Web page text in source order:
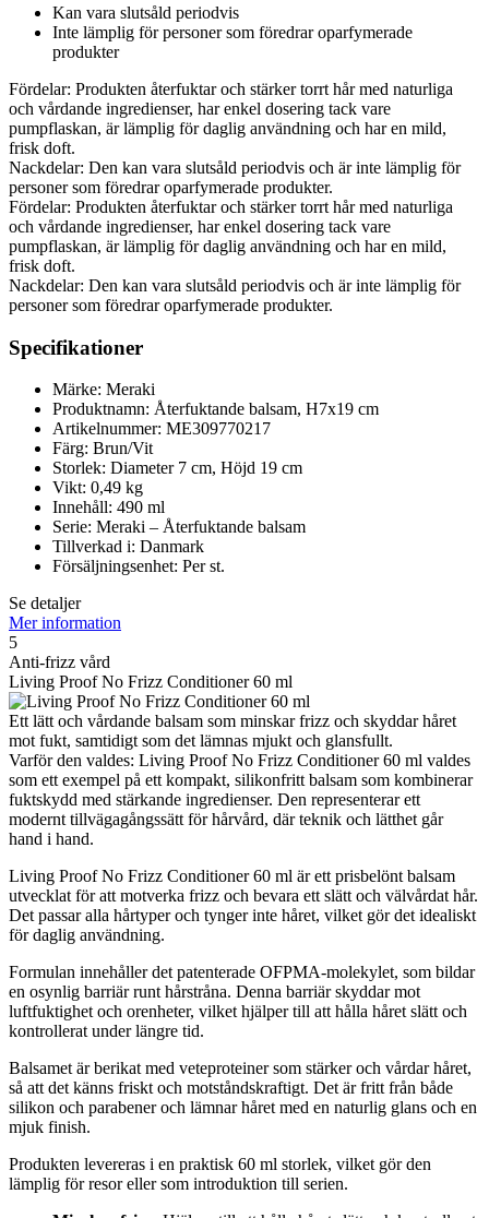
Kan vara slutsåld periodvis
Inte lämplig för personer som föredrar oparfymerade
produkter
Fördelar: Produkten återfuktar och stärker torrt hår med naturliga
och vårdande ingredienser, har enkel dosering tack vare
pumpflaskan, är lämplig för daglig användning och har en mild,
frisk doft.
Nackdelar: Den kan vara slutsåld periodvis och är inte lämplig för
personer som föredrar oparfymerade produkter.
Fördelar: Produkten återfuktar och stärker torrt hår med naturliga
och vårdande ingredienser, har enkel dosering tack vare
pumpflaskan, är lämplig för daglig användning och har en mild,
frisk doft.
Nackdelar: Den kan vara slutsåld periodvis och är inte lämplig för
personer som föredrar oparfymerade produkter.
Specifikationer
Märke: Meraki
Produktnamn: Återfuktande balsam, H7x19 cm
Artikelnummer: ME309770217
Färg: Brun/Vit
Storlek: Diameter 7 cm, Höjd 19 cm
Vikt: 0,49 kg
Innehåll: 490 ml
Serie: Meraki – Återfuktande balsam
Tillverkad i: Danmark
Försäljningsenhet: Per st.
Se detaljer
Mer information
5
Anti-frizz vård
Living Proof No Frizz Conditioner 60 ml
Ett lätt och vårdande balsam som minskar frizz och skyddar håret
mot fukt, samtidigt som det lämnas mjukt och glansfullt.
Varför den valdes: Living Proof No Frizz Conditioner 60 ml valdes
som ett exempel på ett kompakt, silikonfritt balsam som kombinerar
fuktskydd med stärkande ingredienser. Den representerar ett
modernt tillvägagångssätt för hårvård, där teknik och lätthet går
hand i hand.
Living Proof No Frizz Conditioner 60 ml är ett prisbelönt balsam
utvecklat för att motverka frizz och bevara ett slätt och välvårdat hår.
Det passar alla hårtyper och tynger inte håret, vilket gör det idealiskt
för daglig användning.
Formulan innehåller det patenterade OFPMA-molekylet, som bildar
en osynlig barriär runt hårstråna. Denna barriär skyddar mot
luftfuktighet och orenheter, vilket hjälper till att hålla håret slätt och
kontrollerat under längre tid.
Balsamet är berikat med veteproteiner som stärker och vårdar håret,
så att det känns friskt och motståndskraftigt. Det är fritt från både
silikon och parabener och lämnar håret med en naturlig glans och en
mjuk finish.
Produkten levereras i en praktisk 60 ml storlek, vilket gör den
lämplig för resor eller som introduktion till serien.